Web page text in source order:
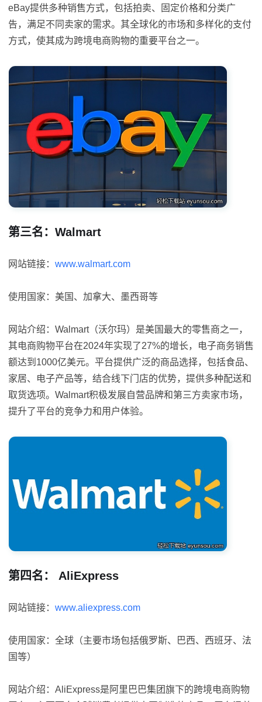
eBay提供多种销售方式，包括拍卖、固定价格和分类广
告，满足不同卖家的需求。其全球化的市场和多样化的支付
方式，使其成为跨境电商购物的重要平台之一。
第三名：Walmart
网站链接： www.walmart.com
使用国家：美国、加拿大、墨西哥等
网站介绍：Walmart（沃尔玛）是美国最大的零售商之一，
其电商购物平台在2024年实现了27%的增长，电子商务销售
额达到1000亿美元。平台提供广泛的商品选择，包括食品、
家居、电子产品等，结合线下门店的优势，提供多种配送和
取货选项。Walmart积极发展自营品牌和第三方卖家市场，
提升了平台的竞争力和用户体验。
第四名： AliExpress
网站链接： www.aliexpress.com
使用国家：全球（主要市场包括俄罗斯、巴西、西班牙、法
国等）
网站介绍：AliExpress是阿里巴巴集团旗下的跨境电商购物